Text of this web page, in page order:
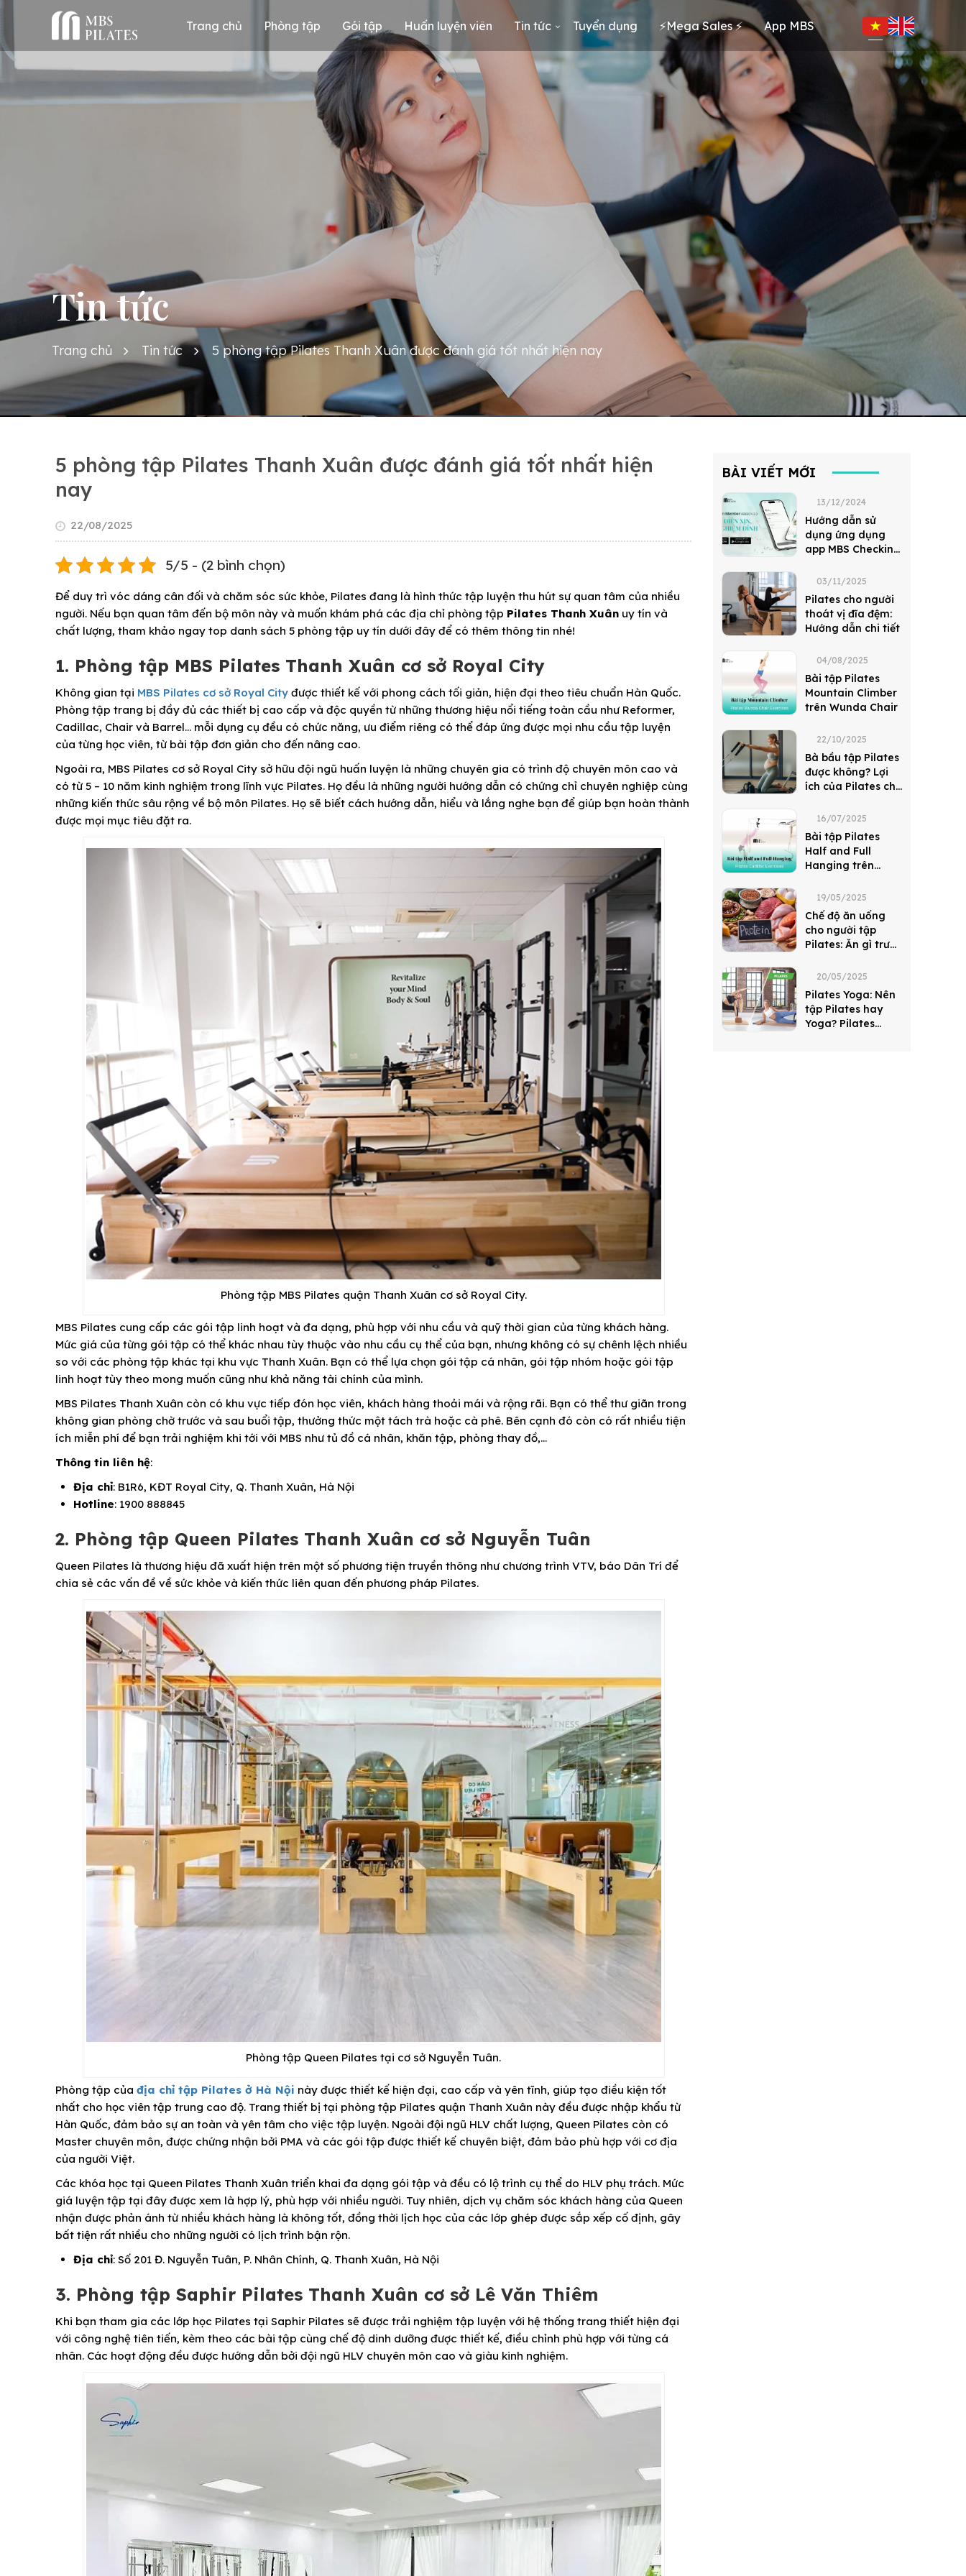
Trang chủ Phòng tập Gói tập Huấn luyện viên Tin tức Tuyển dụng ⚡Mega Sales ⚡ App MBS
Tin tức
Trang chủ Tin tức 5 phòng tập Pilates Thanh Xuân được đánh giá tốt nhất hiện nay
5 phòng tập Pilates Thanh Xuân được đánh giá tốt nhất hiện
nay
22/08/2025
5/5 - (2 bình chọn)
Để duy trì vóc dáng cân đối và chăm sóc sức khỏe, Pilates đang là hình thức tập luyện thu hút sự quan tâm của nhiều
người. Nếu bạn quan tâm đến bộ môn này và muốn khám phá các địa chỉ phòng tập Pilates Thanh Xuân uy tín và
chất lượng, tham khảo ngay top danh sách 5 phòng tập uy tín dưới đây để có thêm thông tin nhé!
1. Phòng tập MBS Pilates Thanh Xuân cơ sở Royal City
Không gian tại MBS Pilates cơ sở Royal City được thiết kế với phong cách tối giản, hiện đại theo tiêu chuẩn Hàn Quốc.
Phòng tập trang bị đầy đủ các thiết bị cao cấp và độc quyền từ những thương hiệu nổi tiếng toàn cầu như Reformer,
Cadillac, Chair và Barrel… mỗi dụng cụ đều có chức năng, ưu điểm riêng có thể đáp ứng được mọi nhu cầu tập luyện
của từng học viên, từ bài tập đơn giản cho đến nâng cao.
Ngoài ra, MBS Pilates cơ sở Royal City sở hữu đội ngũ huấn luyện là những chuyên gia có trình độ chuyên môn cao và
có từ 5 – 10 năm kinh nghiệm trong lĩnh vực Pilates. Họ đều là những người hướng dẫn có chứng chỉ chuyên nghiệp cùng
những kiến thức sâu rộng về bộ môn Pilates. Họ sẽ biết cách hướng dẫn, hiểu và lắng nghe bạn để giúp bạn hoàn thành
được mọi mục tiêu đặt ra.
Phòng tập MBS Pilates quận Thanh Xuân cơ sở Royal City.
MBS Pilates cung cấp các gói tập linh hoạt và đa dạng, phù hợp với nhu cầu và quỹ thời gian của từng khách hàng.
Mức giá của từng gói tập có thể khác nhau tùy thuộc vào nhu cầu cụ thể của bạn, nhưng không có sự chênh lệch nhiều
so với các phòng tập khác tại khu vực Thanh Xuân. Bạn có thể lựa chọn gói tập cá nhân, gói tập nhóm hoặc gói tập
linh hoạt tùy theo mong muốn cũng như khả năng tài chính của mình.
MBS Pilates Thanh Xuân còn có khu vực tiếp đón học viên, khách hàng thoải mái và rộng rãi. Bạn có thể thư giãn trong
không gian phòng chờ trước và sau buổi tập, thưởng thức một tách trà hoặc cà phê. Bên cạnh đó còn có rất nhiều tiện
ích miễn phí để bạn trải nghiệm khi tới với MBS như tủ đồ cá nhân, khăn tập, phòng thay đồ,…
Thông tin liên hệ:
Địa chỉ: B1R6, KĐT Royal City, Q. Thanh Xuân, Hà Nội
Hotline: 1900 888845
2. Phòng tập Queen Pilates Thanh Xuân cơ sở Nguyễn Tuân
Queen Pilates là thương hiệu đã xuất hiện trên một số phương tiện truyền thông như chương trình VTV, báo Dân Trí để
chia sẻ các vấn đề về sức khỏe và kiến thức liên quan đến phương pháp Pilates.
Phòng tập Queen Pilates tại cơ sở Nguyễn Tuân.
Phòng tập của địa chỉ tập Pilates ở Hà Nội này được thiết kế hiện đại, cao cấp và yên tĩnh, giúp tạo điều kiện tốt
nhất cho học viên tập trung cao độ. Trang thiết bị tại phòng tập Pilates quận Thanh Xuân này đều được nhập khẩu từ
Hàn Quốc, đảm bảo sự an toàn và yên tâm cho việc tập luyện. Ngoài đội ngũ HLV chất lượng, Queen Pilates còn có
Master chuyên môn, được chứng nhận bởi PMA và các gói tập được thiết kế chuyên biệt, đảm bảo phù hợp với cơ địa
của người Việt.
Các khóa học tại Queen Pilates Thanh Xuân triển khai đa dạng gói tập và đều có lộ trình cụ thể do HLV phụ trách. Mức
giá luyện tập tại đây được xem là hợp lý, phù hợp với nhiều người. Tuy nhiên, dịch vụ chăm sóc khách hàng của Queen
nhận được phản ánh từ nhiều khách hàng là không tốt, đồng thời lịch học của các lớp ghép được sắp xếp cố định, gây
bất tiện rất nhiều cho những người có lịch trình bận rộn.
Địa chỉ: Số 201 Đ. Nguyễn Tuân, P. Nhân Chính, Q. Thanh Xuân, Hà Nội
3. Phòng tập Saphir Pilates Thanh Xuân cơ sở Lê Văn Thiêm
Khi bạn tham gia các lớp học Pilates tại Saphir Pilates sẽ được trải nghiệm tập luyện với hệ thống trang thiết hiện đại
với công nghệ tiên tiến, kèm theo các bài tập cùng chế độ dinh dưỡng được thiết kế, điều chỉnh phù hợp với từng cá
nhân. Các hoạt động đều được hướng dẫn bởi đội ngũ HLV chuyên môn cao và giàu kinh nghiệm.
BÀI VIẾT MỚI
13/12/2024
Hướng dẫn sử
dụng ứng dụng
app MBS Checkin
03/11/2025
Pilates cho người
thoát vị đĩa đệm:
Hướng dẫn chi tiết
04/08/2025
Bài tập Pilates
Mountain Climber
trên Wunda Chair
22/10/2025
Bà bầu tập Pilates
được không? Lợi
ích của Pilates cho
kỳ khỏe mạnh
16/07/2025
Bài tập Pilates
Half and Full
Hanging trên
19/05/2025
Chế độ ăn uống
cho người tập
Pilates: Ăn gì trước
20/05/2025
Pilates Yoga: Nên
tập Pilates hay
Yoga? Pilates